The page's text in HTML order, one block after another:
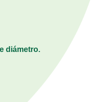
diámetro.